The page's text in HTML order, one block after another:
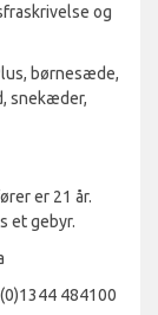
og
børnesæde,
snekæder,
er 21 år.
et gebyr.
484100